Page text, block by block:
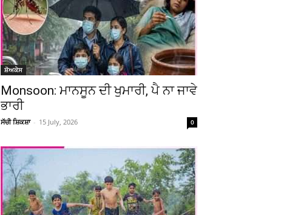
ਸ਼ੋਅਕੇਸ
Monsoon: ਮਾਨਸੂਨ ਦੀ ਖੁਮਾਰੀ, ਪੈ ਨਾ ਜਾਵੇ
ਭਾਰੀ
ਸੱਚੀ ਸ਼ਿਕਸ਼ਾ - 15 July, 2026 0